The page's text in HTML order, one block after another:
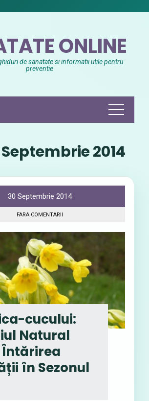
ONLINE
de sanatate si informatii utile pentru
preventie
Septembrie 2014
30 Septembrie 2014
FARA COMENTARII
cucului:
Natural
în Sezonul